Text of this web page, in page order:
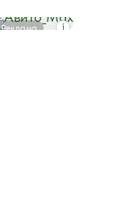
Реклама